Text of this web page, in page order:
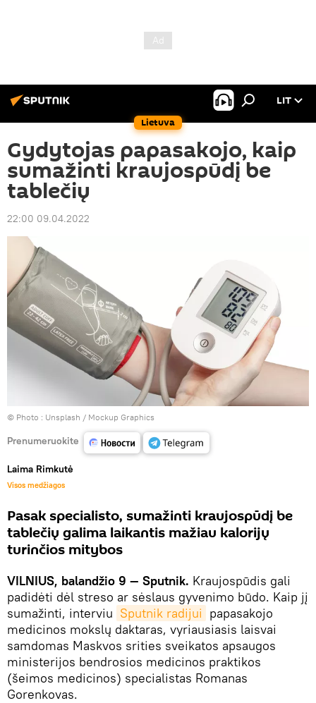
Lietuva
LIT
Gydytojas papasakojo, kaip
sumažinti kraujospūdį be
tablečių
22:00 09.04.2022
© Photo : Unsplash / Mockup Graphics
Prenumeruokite
Laima Rimkutė
Visos medžiagos
Pasak specialisto, sumažinti kraujospūdį be
tablečių galima laikantis mažiau kalorijų
turinčios mitybos
VILNIUS, balandžio 9 — Sputnik. Kraujospūdis gali
padidėti dėl streso ar sėslaus gyvenimo būdo. Kaip jį
sumažinti, interviu Sputnik radijui papasakojo
medicinos mokslų daktaras, vyriausiasis laisvai
samdomas Maskvos srities sveikatos apsaugos
ministerijos bendrosios medicinos praktikos
(šeimos medicinos) specialistas Romanas
Gorenkovas.